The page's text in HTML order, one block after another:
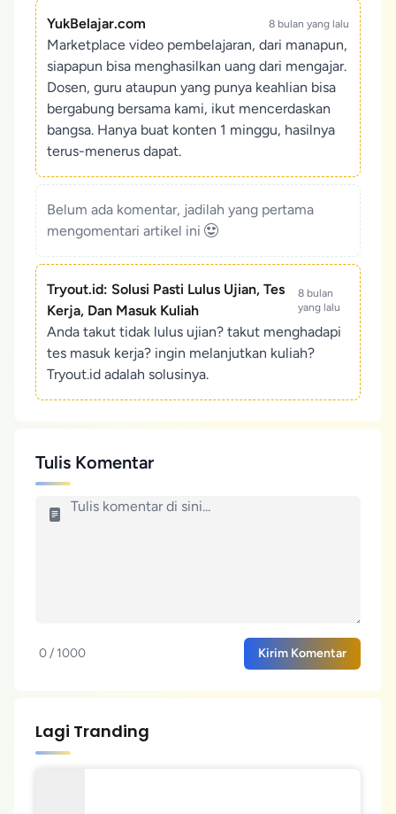
YukBelajar.com 8 bulan yang lalu
Marketplace video pembelajaran, dari manapun,
siapapun bisa menghasilkan uang dari mengajar.
Dosen, guru ataupun yang punya keahlian bisa
bergabung bersama kami, ikut mencerdaskan
bangsa. Hanya buat konten 1 minggu, hasilnya
terus-menerus dapat.
Belum ada komentar, jadilah yang pertama
mengomentari artikel ini
Tryout.id: Solusi Pasti Lulus Ujian, Tes
Kerja, Dan Masuk Kuliah
8 bulan
yang lalu
Anda takut tidak lulus ujian? takut menghadapi
tes masuk kerja? ingin melanjutkan kuliah?
Tryout.id adalah solusinya.
Tulis Komentar
0 / 1000 Kirim Komentar
Lagi Tranding